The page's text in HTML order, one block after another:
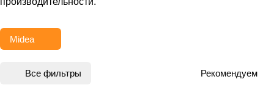
Midea
Все фильтры Рекомендуем